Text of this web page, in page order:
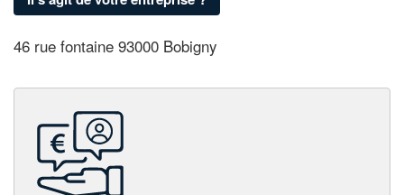
46 rue fontaine 93000 Bobigny